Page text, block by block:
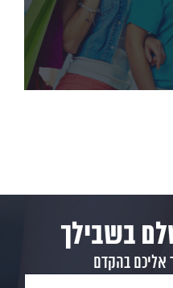
בשבילך
אליכם בהקדם